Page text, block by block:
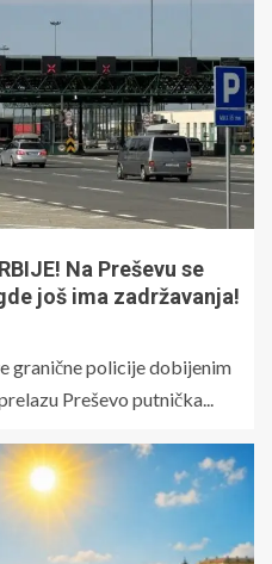
Na Preševu se
još ima zadržavanja!
granične policije dobijenim
Preševo putnička...